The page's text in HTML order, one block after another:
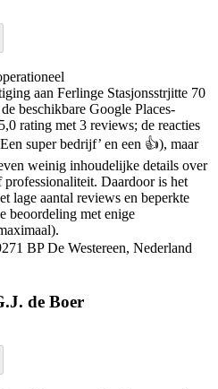
aan Ferlinge Stasjonsstrjitte 70
beschikbare Google Places-
rating met 3 reviews; de reacties
super bedrijf’ en een 👍), maar
weinig inhoudelijke details over
Daardoor is het
lage aantal reviews en beperkte
beoordeling met enige
BP De Westereen, Nederland
de Boer